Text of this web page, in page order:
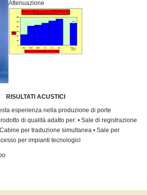
Attenuazione
RISULTATI ACUSTICI
esperienza nella produzione di porte
di qualità adatto per: • Sale di registrazione
per traduzione simultanea • Sale per
per impianti tecnologici